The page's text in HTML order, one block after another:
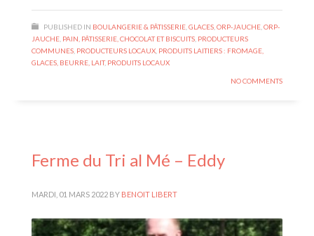
PUBLISHED IN BOULANGERIE & PÂTISSERIE GLACES ORP-JAUCHE ORP-
JAUCHE PAIN, PÂTISSERIE, CHOCOLAT ET BISCUITS PRODUCTEURS
COMMUNES PRODUCTEURS LOCAUX PRODUITS LAITIERS : FROMAGE,
GLACES, BEURRE, LAIT, PRODUITS LOCAUX
NO COMMENTS
Ferme du Tri al Mé – Eddy
MARDI, 01 MARS 2022 BY BENOIT LIBERT